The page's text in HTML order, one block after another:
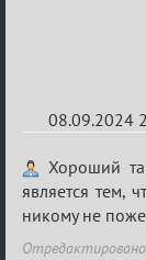
08.09.2024
Re:
Waiting
XI
Хороший
является тем,
никому не